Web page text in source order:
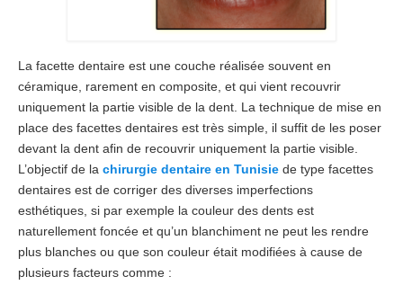
Séjour
Tarifs
Blog
Devis
La facette dentaire est une couche réalisée souvent en
céramique, rarement en composite, et qui vient recouvrir
uniquement la partie visible de la dent. La technique de mise en
place des facettes dentaires est très simple, il suffit de les poser
devant la dent afin de recouvrir uniquement la partie visible.
L’objectif de la chirurgie dentaire en Tunisie de type facettes
dentaires est de corriger des diverses imperfections
esthétiques, si par exemple la couleur des dents est
naturellement foncée et qu’un blanchiment ne peut les rendre
plus blanches ou que son couleur était modifiées à cause de
plusieurs facteurs comme :